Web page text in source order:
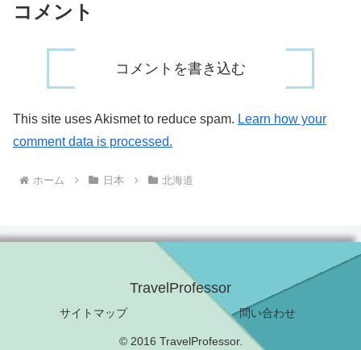
コメント
コメントを書き込む
This site uses Akismet to reduce spam. Learn how your
comment data is processed.
ホーム 日本 北海道
TravelProfessor
サイトマップ 問い合わせ
© 2016 TravelProfessor.